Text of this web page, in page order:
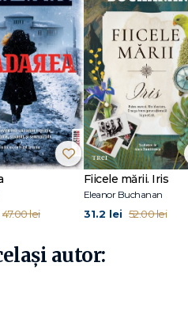
celebrei serii Harry Hole, precum și
de zăpadă, a fost realizat filmul
printre altele, la Premiul BAFTA
Sânge pe zăpadă și Soare în
Nemesis, Steaua diavolului,
47.00 lei
Fiicele mării. Iris
Eleanor Buchanan
31.2 lei 52.00 lei
autor: